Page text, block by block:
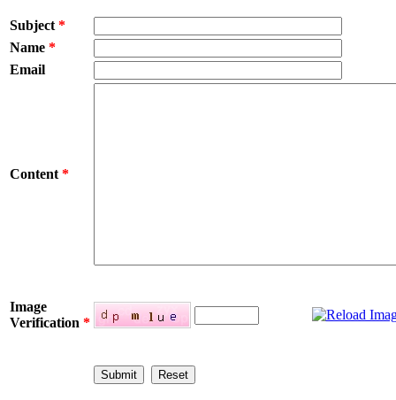
Subject *
Name *
Email
Content *
Image
Verification *